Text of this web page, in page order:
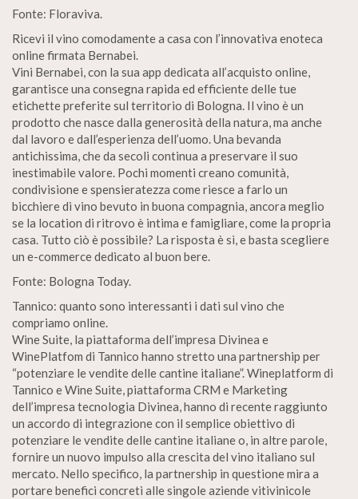
Fonte: Floraviva.
Ricevi il vino comodamente a casa con l’innovativa enoteca
online firmata Bernabei.
Vini Bernabei, con la sua app dedicata all’acquisto online,
garantisce una consegna rapida ed efficiente delle tue
etichette preferite sul territorio di Bologna. Il vino è un
prodotto che nasce dalla generosità della natura, ma anche
dal lavoro e dall’esperienza dell’uomo. Una bevanda
antichissima, che da secoli continua a preservare il suo
inestimabile valore. Pochi momenti creano comunità,
condivisione e spensieratezza come riesce a farlo un
bicchiere di vino bevuto in buona compagnia, ancora meglio
se la location di ritrovo è intima e famigliare, come la propria
casa. Tutto ciò è possibile? La risposta è sì, e basta scegliere
un e-commerce dedicato al buon bere.
Fonte: Bologna Today.
Tannico: quanto sono interessanti i dati sul vino che
compriamo online.
Wine Suite, la piattaforma dell’impresa Divinea e
WinePlatfom di Tannico hanno stretto una partnership per
“potenziare le vendite delle cantine italiane”. Wineplatform di
Tannico e Wine Suite, piattaforma CRM e Marketing
dell’impresa tecnologia Divinea, hanno di recente raggiunto
un accordo di integrazione con il semplice obiettivo di
potenziare le vendite delle cantine italiane o, in altre parole,
fornire un nuovo impulso alla crescita del vino italiano sul
mercato. Nello specifico, la partnership in questione mira a
portare benefici concreti alle singole aziende vitivinicole